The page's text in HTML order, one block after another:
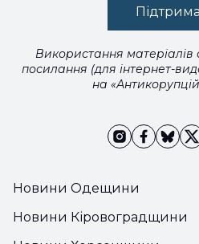
Новини Одещини
Новини Кіровоградщини
Використання
посилання (для інтернет-
на